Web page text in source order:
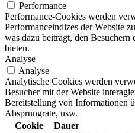
Performance
Performance-Cookies werden
Performanceindizes der Website
was dazu beiträgt, den Besuchern
bieten.
Analyse
Analyse
Analytische Cookies werden
Besucher mit der Website
Bereitstellung von Informationen
Absprungrate, usw.
Cookie
Dauer